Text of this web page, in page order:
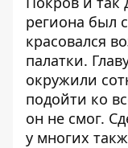
региона был
красовался
палатки.
окружили
подойти ко
он не смог.
у многих